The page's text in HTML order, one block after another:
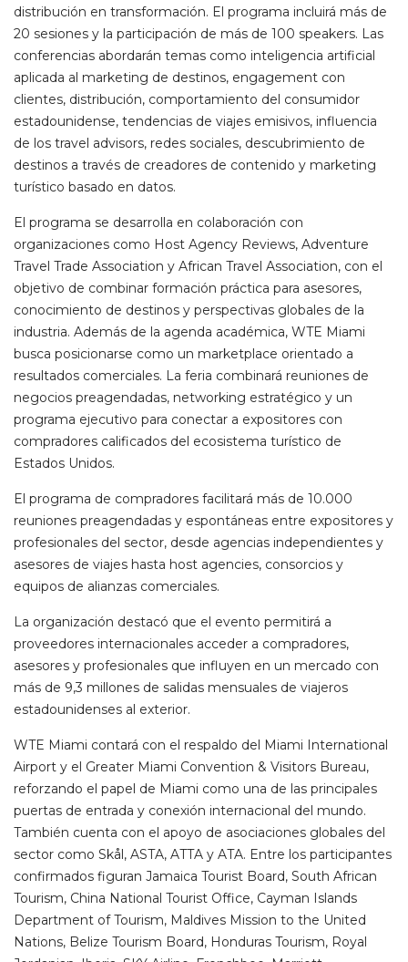
distribución en transformación. El programa incluirá más de
20 sesiones y la participación de más de 100 speakers. Las
conferencias abordarán temas como inteligencia artificial
aplicada al marketing de destinos, engagement con
clientes, distribución, comportamiento del consumidor
estadounidense, tendencias de viajes emisivos, influencia
de los travel advisors, redes sociales, descubrimiento de
destinos a través de creadores de contenido y marketing
turístico basado en datos.
El programa se desarrolla en colaboración con
organizaciones como Host Agency Reviews, Adventure
Travel Trade Association y African Travel Association, con el
objetivo de combinar formación práctica para asesores,
conocimiento de destinos y perspectivas globales de la
industria. Además de la agenda académica, WTE Miami
busca posicionarse como un marketplace orientado a
resultados comerciales. La feria combinará reuniones de
negocios preagendadas, networking estratégico y un
programa ejecutivo para conectar a expositores con
compradores calificados del ecosistema turístico de
Estados Unidos.
El programa de compradores facilitará más de 10.000
reuniones preagendadas y espontáneas entre expositores y
profesionales del sector, desde agencias independientes y
asesores de viajes hasta host agencies, consorcios y
equipos de alianzas comerciales.
La organización destacó que el evento permitirá a
proveedores internacionales acceder a compradores,
asesores y profesionales que influyen en un mercado con
más de 9,3 millones de salidas mensuales de viajeros
estadounidenses al exterior.
WTE Miami contará con el respaldo del Miami International
Airport y el Greater Miami Convention & Visitors Bureau,
reforzando el papel de Miami como una de las principales
puertas de entrada y conexión internacional del mundo.
También cuenta con el apoyo de asociaciones globales del
sector como Skål, ASTA, ATTA y ATA. Entre los participantes
confirmados figuran Jamaica Tourist Board, South African
Tourism, China National Tourist Office, Cayman Islands
Department of Tourism, Maldives Mission to the United
Nations, Belize Tourism Board, Honduras Tourism, Royal